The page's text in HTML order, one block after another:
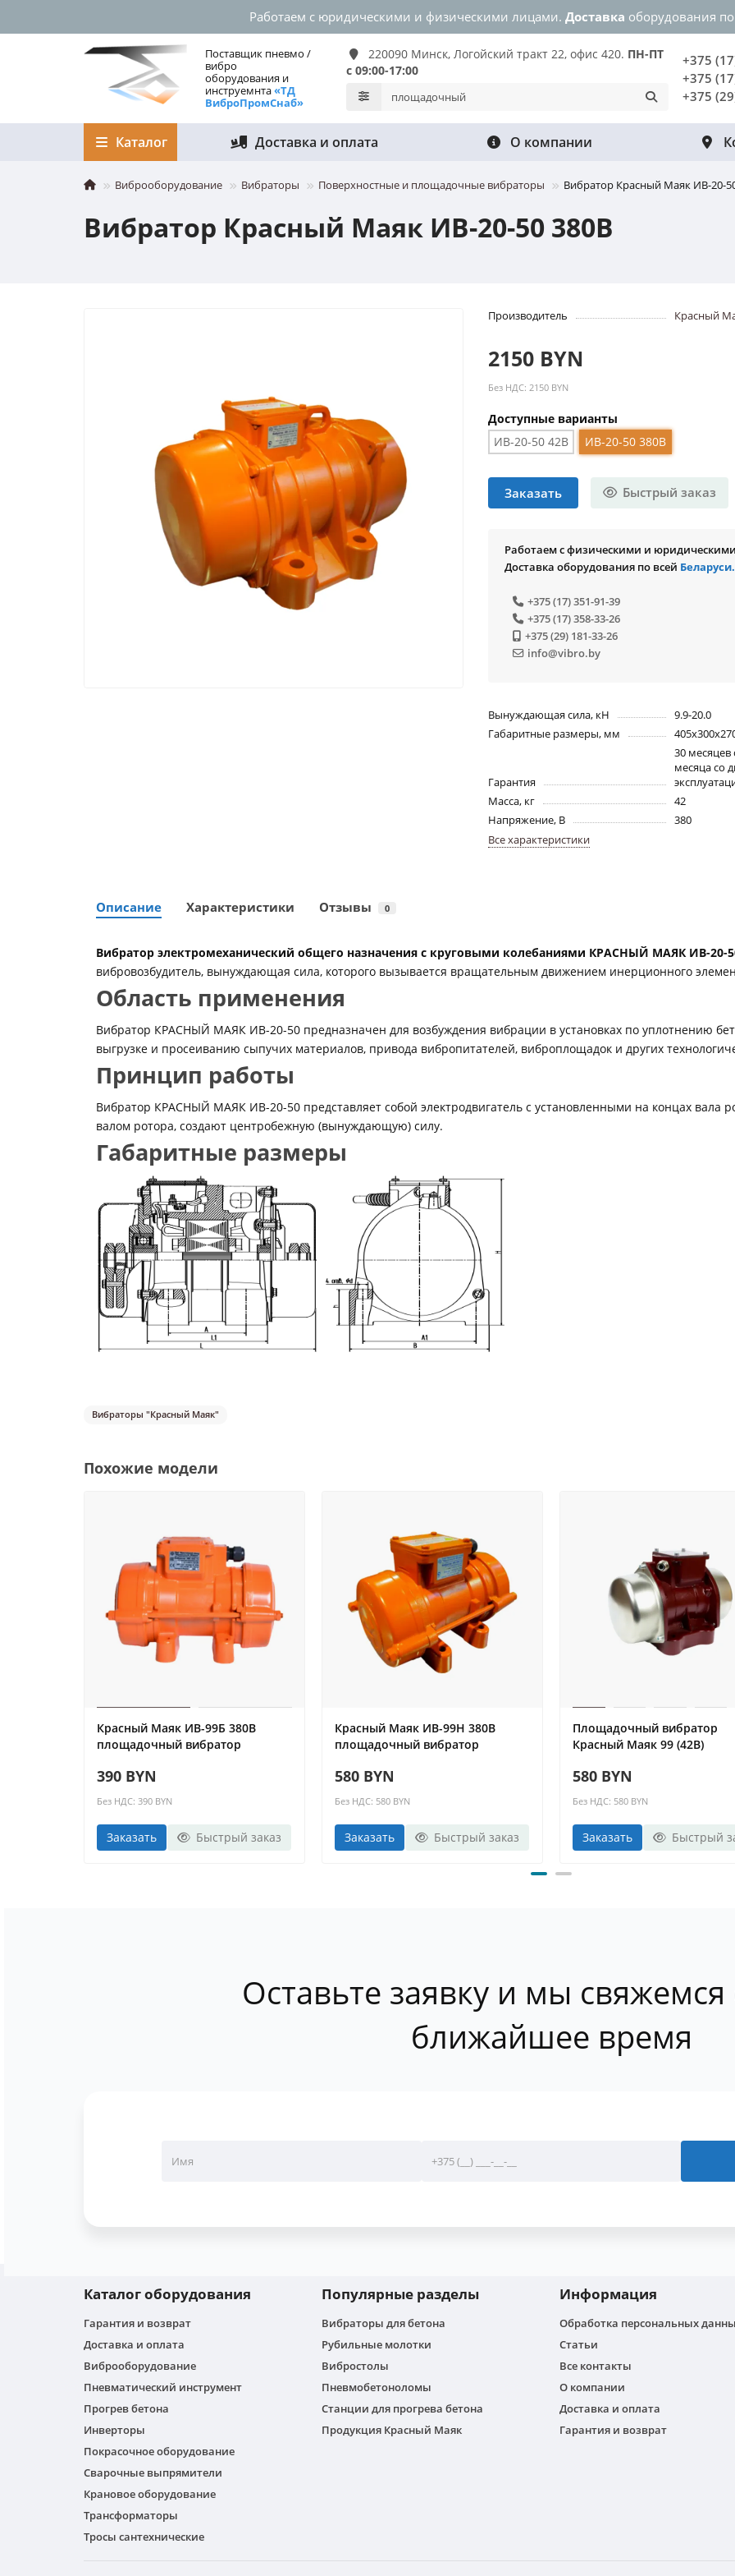
Работаем с юридическими и физическими лицами. Доставка оборудования
Поставщик пневмо /
вибро
оборудования и
инструемнта«ТД
ВиброПромСнаб»
220090 Минск, Логойский тракт 22, офис 420. ПН-ПТ
с 09:00-17:00
+375
+375
+375
Каталог Доставка и оплата О компании
Виброоборудование Вибраторы Поверхностные и площадочные вибраторы Вибратор Красный Маяк ИВ-20-
Вибратор Красный Маяк ИВ-20-50 380В
Производитель Красный
2150 BYN
Без НДС: 2150 BYN
Доступные варианты
ИВ-20-50 42В
ИВ-20-50 380В
Заказать Быстрый заказ
Работаем с физическими и
Доставка оборудования по всей Беларуси.
+375 (17) 351-91-39
+375 (17) 358-33-26
+375 (29) 181-33-26
info@vibro.by
Вынуждающая сила, кН
9.9-20.0
Габаритные размеры, мм
Гарантия
30 месяцев
месяца со
Масса, кг
42
Напряжение, В
380
Все характеристики
Описание Характеристики Отзывы 0
Вибратор электромеханический общего назначения с круговыми колебаниями КРАСНЫЙ МАЯК ИВ-20-
вибровозбудитель, вынуждающая сила, которого вызывается вращательным движением инерционного
Область применения
Вибратор КРАСНЫЙ МАЯК ИВ-20-50 предназначен для возбуждения вибрации в установках по уплотнению
выгрузке и просеиванию сыпучих материалов, привода вибропитателей, виброплощадок и других
Принцип работы
Вибратор КРАСНЫЙ МАЯК ИВ-20-50 представляет собой электродвигатель с установленными на концах вала
валом ротора, создают центробежную (вынуждающую) силу.
Габаритные размеры
Вибраторы "Красный Маяк"
Похожие модели
Красный Маяк ИВ-99Б 380В
площадочный вибратор
390 BYN
Без НДС: 390 BYN
Заказать Быстрый заказ
Красный Маяк ИВ-99Н 380В
площадочный вибратор
580 BYN
Без НДС: 580 BYN
Заказать Быстрый заказ
Площадочный вибратор
Красный Маяк 99 (42В)
580 BYN
Без НДС: 580 BYN
Заказать Быстрый
Оставьте заявку и мы
ближайшее время
Каталог оборудования
Гарантия и возврат
Доставка и оплата
Виброоборудование
Пневматический инструмент
Прогрев бетона
Инверторы
Покрасочное оборудование
Сварочные выпрямители
Крановое оборудование
Трансформаторы
Тросы сантехнические
Популярные разделы
Вибраторы для бетона
Рубильные молотки
Вибростолы
Пневмобетоноломы
Станции для прогрева бетона
Продукция Красный Маяк
Информация
Обработка персональных
Статьи
Все контакты
О компании
Доставка и оплата
Гарантия и возврат